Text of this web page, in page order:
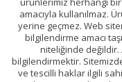
amacıyla kullanılmaz.
yerine geçmez. Web
bilgilendirme amacı
niteliğinde değildir.
bilgilendirmektir.
ve tescilli haklar ilgili